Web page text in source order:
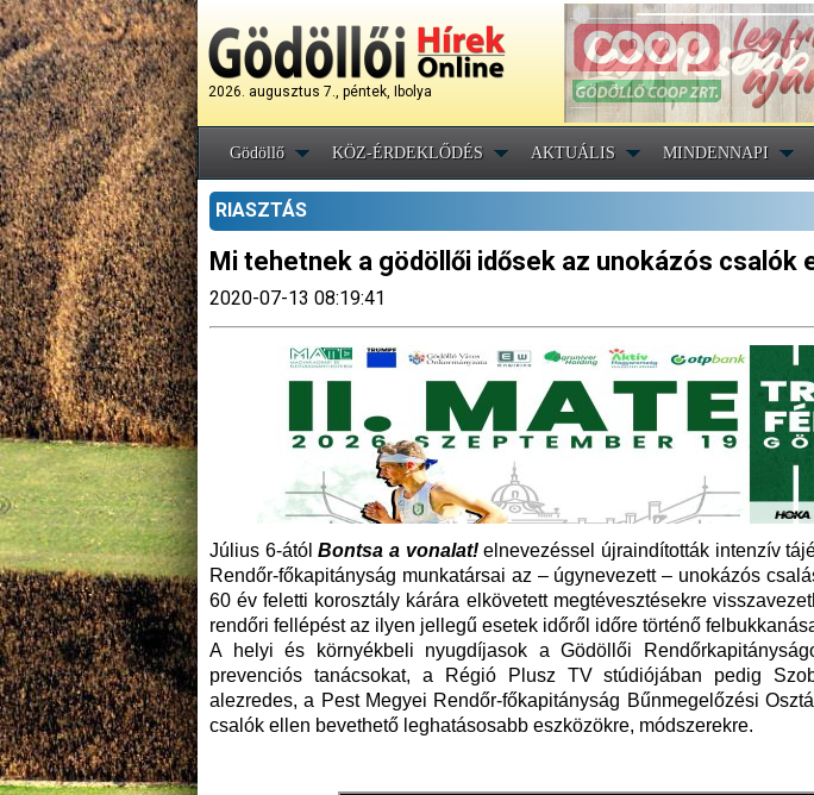
2026. augusztus 7., péntek, Ibolya
Gödöllő KÖZ-ÉRDEKLŐDÉS AKTUÁLIS MINDENNAPI
RIASZTÁS
Mi tehetnek a gödöllői idősek az unokázós csalók
2020-07-13 08:19:41
Július 6-átólBontsa a vonalat!elnevezéssel újraindították intenzív
Rendőr-főkapitányság munkatársai az – úgynevezett – unokázós
60 év feletti korosztály kárára elkövetett megtévesztésekre
rendőri fellépést az ilyen jellegű esetek időről időre történő
A helyi és környékbeli nyugdíjasok a Gödöllői
prevenciós tanácsokat, a Régió Plusz TV stúdiójában pedig
alezredes, a Pest Megyei Rendőr-főkapitányság Bűnmegelőzési
csalók ellen bevethető leghatásosabb eszközökre, módszerekre.